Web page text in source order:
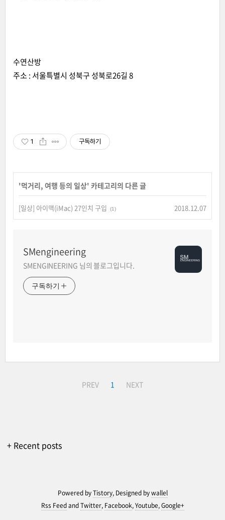
수연산방
주소 : 서울특별시 성북구 성북로26길 8
1 구독하기
'먹거리, 여행 등의 일상' 카테고리의 다른 글
[일상] 아이맥(iMac) 27인치 구입 (1) 2018.12.07
SMengineering
SMENGINEERING 님의 블로그입니다.
구독하기
PREV 1 NEXT
+ Recent posts
Powered byTistory, Designed bywallel
Rss FeedandTwitter, Facebook,Youtube,Google+